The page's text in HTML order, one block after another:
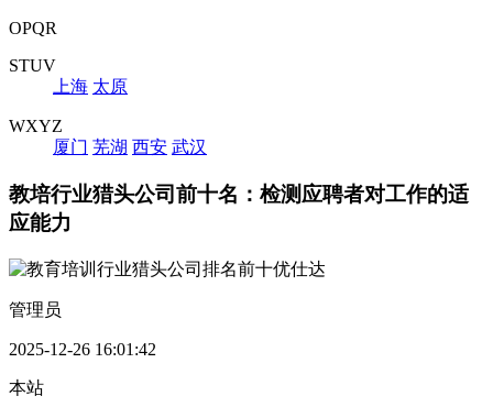
OPQR
STUV
上海 太原
WXYZ
厦门 芜湖 西安 武汉
教培行业猎头公司前十名：检测应聘者对工作的适
应能力
管理员
2025-12-26 16:01:42
本站